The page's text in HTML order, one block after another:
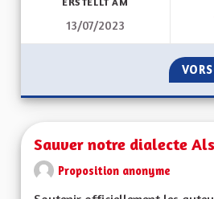
13/07/2023
Sauver notre dialecte
Proposition anonyme